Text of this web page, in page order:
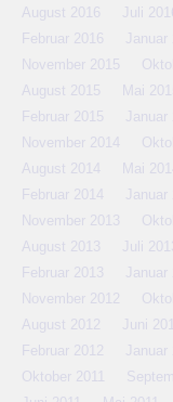
August 2016
Juli
Februar 2016
Januar
November 2015
August 2015
Mai
Februar 2015
Januar
November 2014
August 2014
Mai 2014
Februar 2014
Januar
November 2013
August 2013
Juli
Februar 2013
Januar
November 2012
August 2012
Juni
Februar 2012
Januar
Oktober 2011